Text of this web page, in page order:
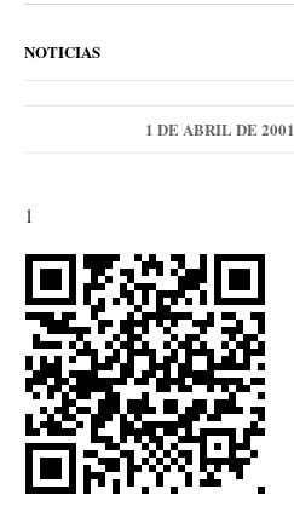
NOTICIAS
1 DE ABRIL DE 2001
1